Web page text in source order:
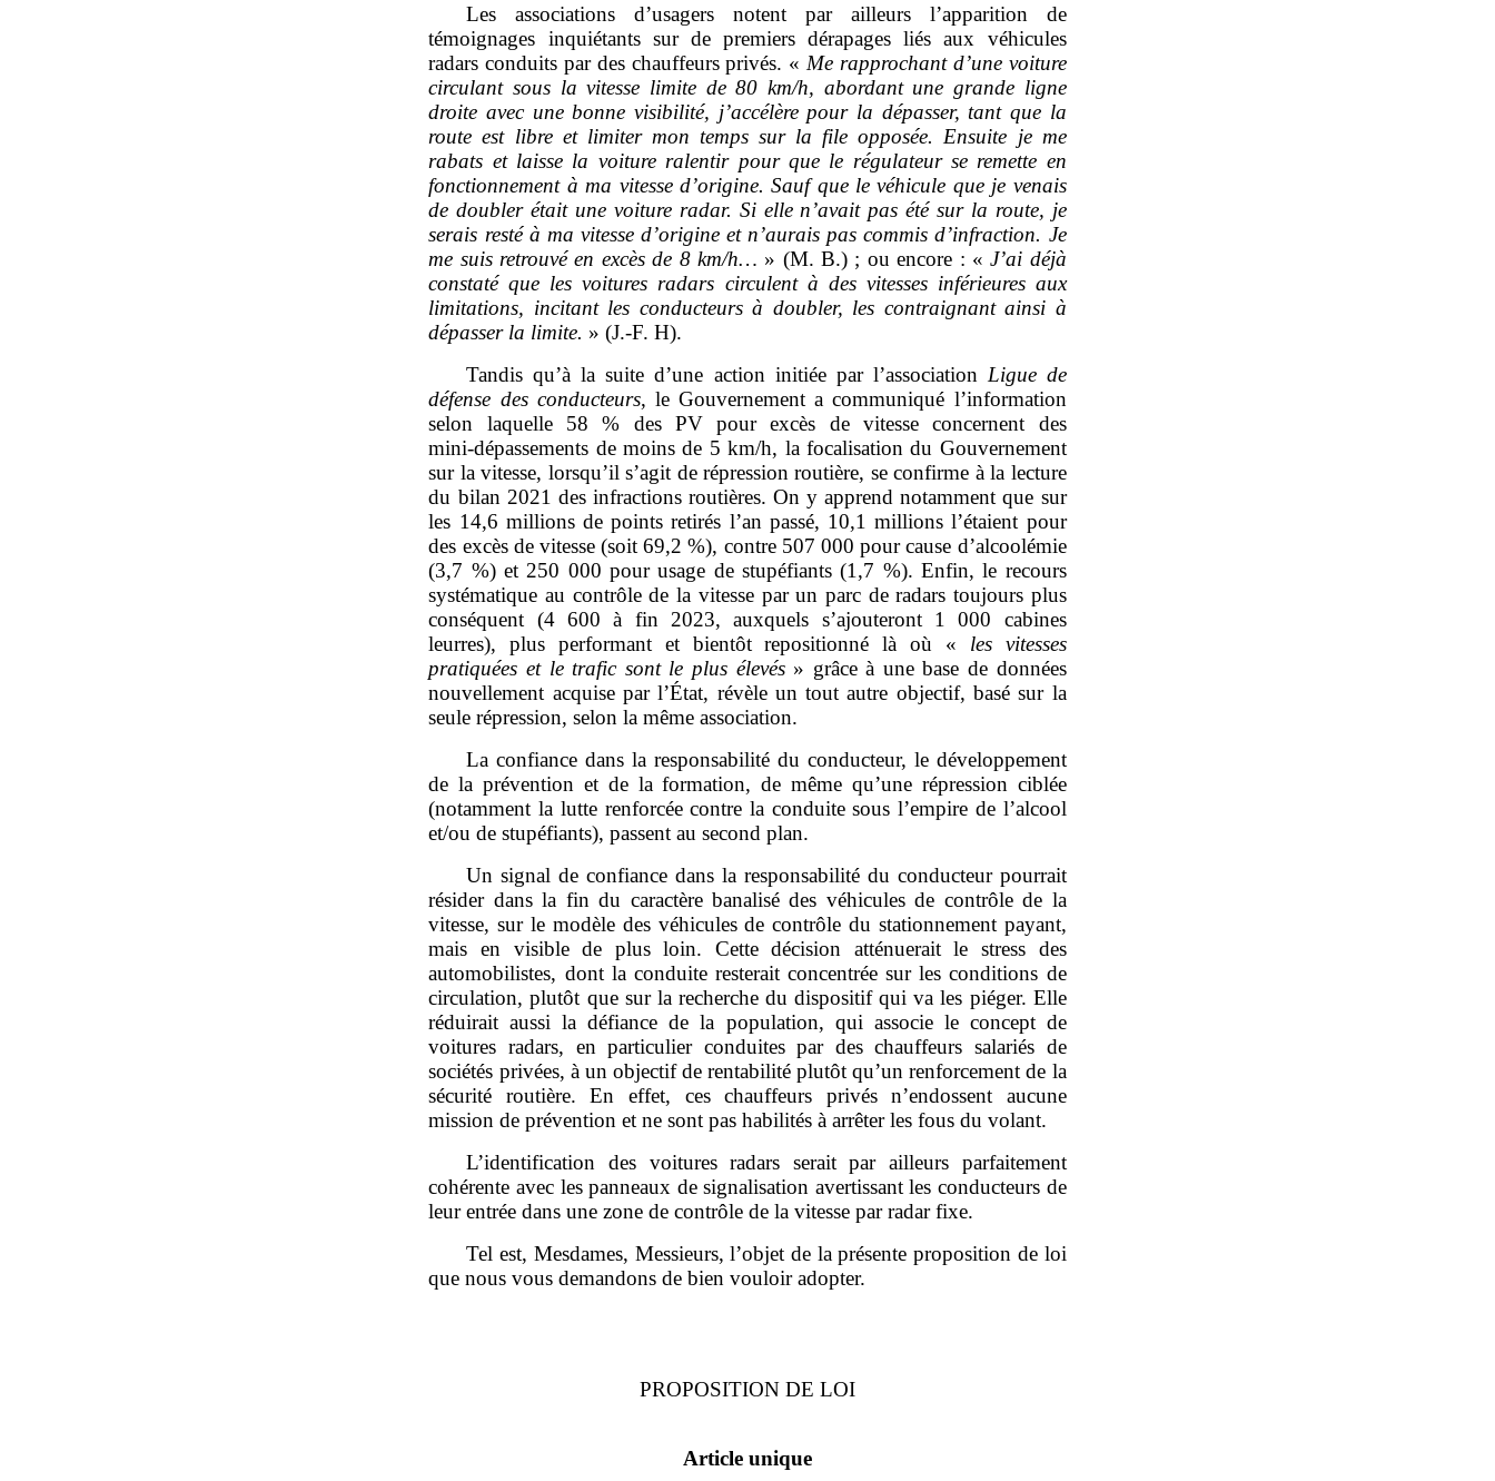
Les associations d’usagers notent par ailleurs l’apparition de
témoignages inquiétants sur de premiers dérapages liés aux véhicules
radars conduits par des chauffeurs privés. « Me rapprochant d’une voiture
circulant sous la vitesse limite de 80 km/h, abordant une grande ligne
droite avec une bonne visibilité, j’accélère pour la dépasser, tant que la
route est libre et limiter mon temps sur la file opposée. Ensuite je me
rabats et laisse la voiture ralentir pour que le régulateur se remette en
fonctionnement à ma vitesse d’origine. Sauf que le véhicule que je venais
de doubler était une voiture radar. Si elle n’avait pas été sur la route, je
serais resté à ma vitesse d’origine et n’aurais pas commis d’infraction. Je
me suis retrouvé en excès de 8 km/h… » (M. B.) ; ou encore : «J’ai déjà
constaté que les voitures radars circulent à des vitesses inférieures aux
limitations, incitant les conducteurs à doubler, les contraignant ainsi à
dépasser la limite. » (J.‑F. H).
Tandis qu’à la suite d’une action initiée par l’association Ligue de
défense des conducteurs, le Gouvernement a communiqué l’information
selon laquelle 58 % des PV pour excès de vitesse concernent des
mini‑dépassements de moins de 5 km/h, la focalisation du Gouvernement
sur la vitesse, lorsqu’il s’agit de répression routière, se confirme à la lecture
du bilan 2021 des infractions routières. On y apprend notamment que sur
les 14,6 millions de points retirés l’an passé, 10,1 millions l’étaient pour
des excès de vitesse (soit 69,2 %), contre 507 000 pour cause d’alcoolémie
(3,7 %) et 250 000 pour usage de stupéfiants (1,7 %). Enfin, le recours
systématique au contrôle de la vitesse par un parc de radars toujours plus
conséquent (4 600 à fin 2023, auxquels s’ajouteront 1 000 cabines
leurres), plus performant et bientôt repositionné là où « les vitesses
pratiquées et le trafic sont le plus élevés» grâce à une base de données
nouvellement acquise par l’État, révèle un tout autre objectif, basé sur la
seule répression, selon la même association.
La confiance dans la responsabilité du conducteur, le développement
de la prévention et de la formation, de même qu’une répression ciblée
(notamment la lutte renforcée contre la conduite sous l’empire de l’alcool
et/ou de stupéfiants), passent au second plan.
Un signal de confiance dans la responsabilité du conducteur pourrait
résider dans la fin du caractère banalisé des véhicules de contrôle de la
vitesse, sur le modèle des véhicules de contrôle du stationnement payant,
mais en visible de plus loin. Cette décision atténuerait le stress des
automobilistes, dont la conduite resterait concentrée sur les conditions de
circulation, plutôt que sur la recherche du dispositif qui va les piéger. Elle
réduirait aussi la défiance de la population, qui associe le concept de
voitures radars, en particulier conduites par des chauffeurs salariés de
sociétés privées, à un objectif de rentabilité plutôt qu’un renforcement de la
sécurité routière. En effet, ces chauffeurs privés n’endossent aucune
mission de prévention et ne sont pas habilités à arrêter les fous du volant.
L’identification des voitures radars serait par ailleurs parfaitement
cohérente avec les panneaux de signalisation avertissant les conducteurs de
leur entrée dans une zone de contrôle de la vitesse par radar fixe.
Tel est, Mesdames, Messieurs, l’objet de la présente proposition de loi
que nous vous demandons de bien vouloir adopter.
PROPOSITION DE LOI
Article unique